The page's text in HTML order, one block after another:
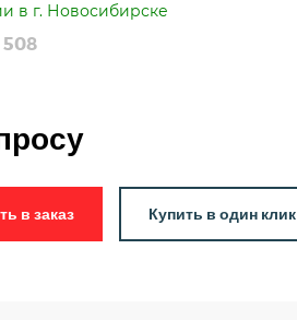
в г. Новосибирске
Добавить в заказ Купить в один клик